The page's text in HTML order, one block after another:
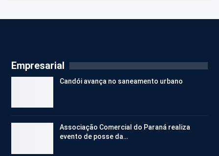
Empresarial
Candói avança no saneamento urbano
Associação Comercial do Paraná realiza
evento de posse da…